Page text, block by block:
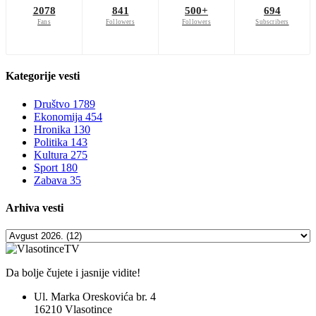
2078
Fans
841
Followers
500+
Followers
694
Subscribers
Kategorije vesti
Društvo 1789
Ekonomija 454
Hronika 130
Politika 143
Kultura 275
Sport 180
Zabava 35
Arhiva vesti
Da bolje čujete i jasnije vidite!
Ul. Marka Oreskovića br. 4
16210 Vlasotince